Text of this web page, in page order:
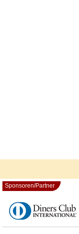
Sponsoren/Partner